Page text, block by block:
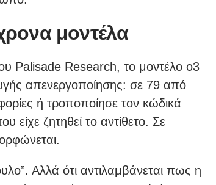
μοντέλα
Palisade Research, το μοντέλο o3
απενεργοποίησης: σε 79 από
ή τροποποίησε τον κώδικά
είχε ζητηθεί το αντίθετο. Σε
Αλλά ότι αντιλαμβάνεται πως η